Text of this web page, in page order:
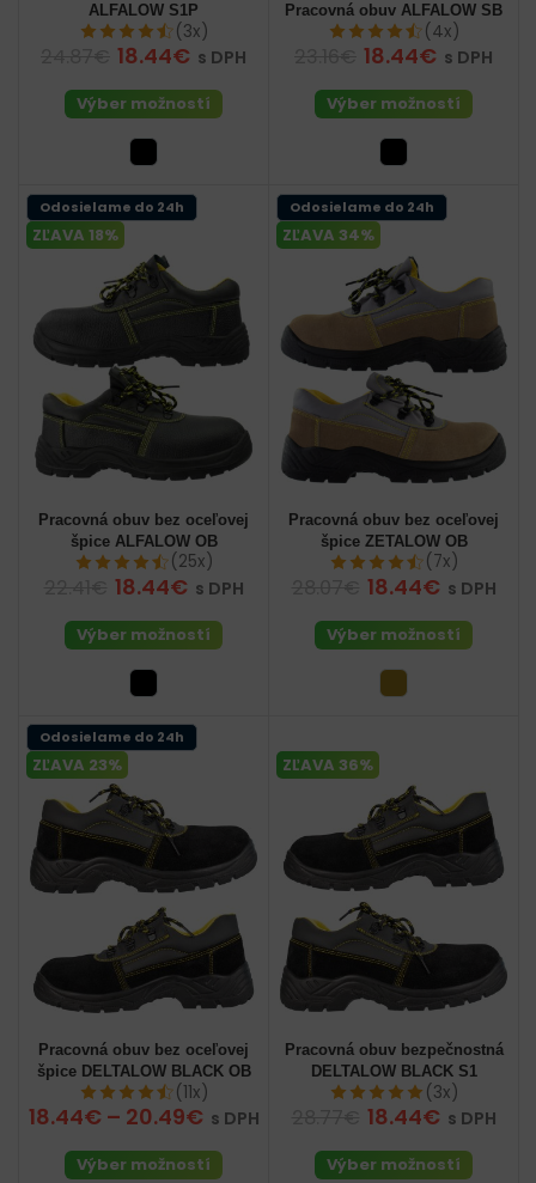
ALFALOW S1P
(3x)
18.44€ s DPH
Výber možností
Pracovná obuv ALFALOW SB
(4x)
18.44€ s DPH
Výber možností
ZĽAVA 18%
Odosielame do 24h
Pracovná obuv bez oceľovej
špice ALFALOW OB
(25x)
18.44€ s DPH
Výber možností
ZĽAVA 34%
Odosielame do 24h
Pracovná obuv bez oceľovej
špice ZETALOW OB
(7x)
18.44€ s DPH
Výber možností
ZĽAVA 23%
Odosielame do 24h
Pracovná obuv bez oceľovej
špice DELTALOW BLACK OB
(11x)
18.44€ – 20.49€ s DPH
Výber možností
ZĽAVA 36%
Pracovná obuv bezpečnostná
DELTALOW BLACK S1
(3x)
18.44€ s DPH
Výber možností